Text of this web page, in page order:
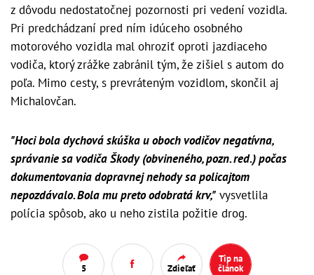
z dôvodu nedostatočnej pozornosti pri vedení vozidla.
Pri predchádzaní pred ním idúceho osobného
motorového vozidla mal ohroziť oproti jazdiaceho
vodiča, ktorý zrážke zabránil tým, že zišiel s autom do
poľa. Mimo cesty, s prevráteným vozidlom, skončil aj
Michalovčan.
"Hoci bola dychová skúška u oboch vodičov negatívna,
správanie sa vodiča Škody (obvineného, pozn. red.) počas
dokumentovania dopravnej nehody sa policajtom
nepozdávalo. Bola mu preto odobratá krv," vysvetlila
polícia spôsob, ako u neho zistila požitie drog.
5 Zdieľať
Tip na
článok